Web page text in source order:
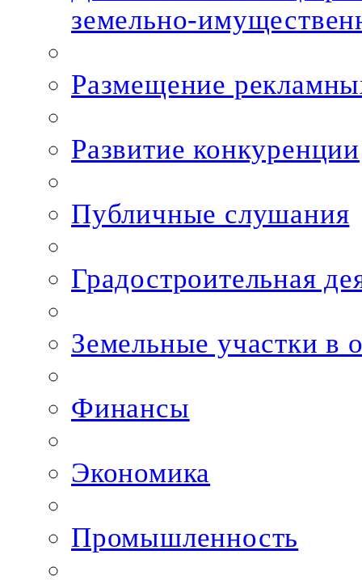
земельно-
Размещение
Развитие конкуренции
Публичные слушания
Градостроительная
Земельные участки в
Финансы
Экономика
Промышленность